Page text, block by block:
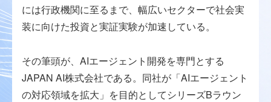
には行政機関に至るまで、幅広いセクターで社会実
装に向けた投資と実証実験が加速している。
その筆頭が、AIエージェント開発を専門とする
JAPAN AI株式会社である。同社が「AIエージェント
の対応領域を拡大」を目的としてシリーズBラウン